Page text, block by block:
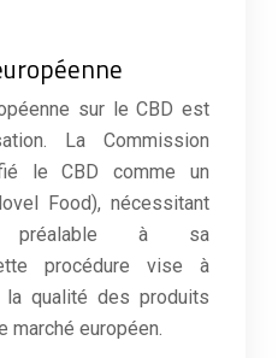
sur le CBD est
La Commission
le CBD comme un
Food), nécessitant
préalable à sa
procédure vise à
qualité des produits
marché européen.